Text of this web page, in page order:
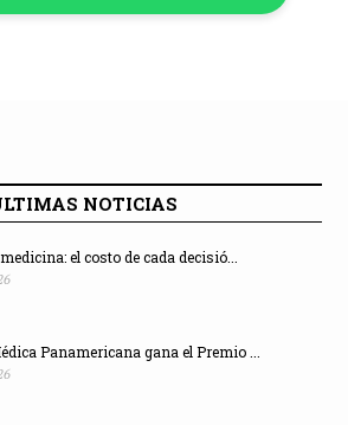
NOTICIAS
el costo de cada decisió...
Panamericana gana el Premio ...